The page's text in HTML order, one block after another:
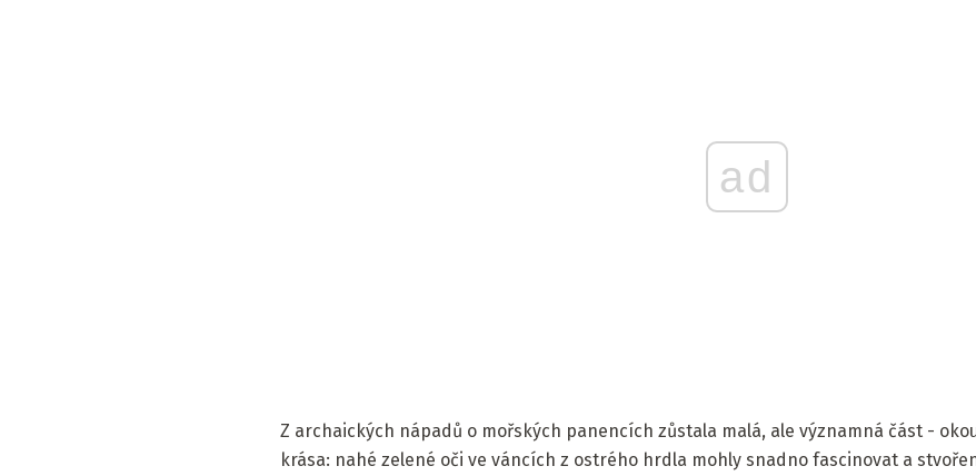
ad
Z archaických nápadů o mořských panencích zůstala malá, ale významná část -
krása: nahé zelené oči ve váncích z ostrého hrdla mohly snadno fascinovat a